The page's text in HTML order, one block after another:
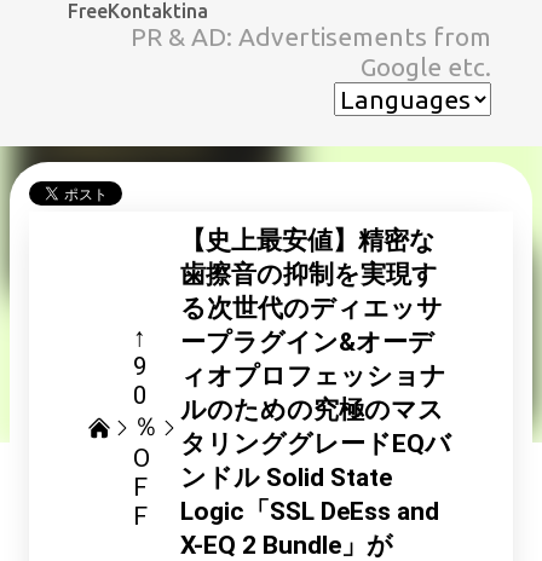
スキップしてメイン コンテンツに移動
FreeKontaktina
PR & AD: Advertisements from
Google etc.
↑
9
0
％
O
F
F
【史上最安値】精密な
歯擦音の抑制を実現す
る次世代のディエッサ
ープラグイン&オーデ
ィオプロフェッショナ
ルのための究極のマス
タリンググレードEQバ
ンドル Solid State
Logic「SSL DeEss and
X-EQ 2 Bundle」が